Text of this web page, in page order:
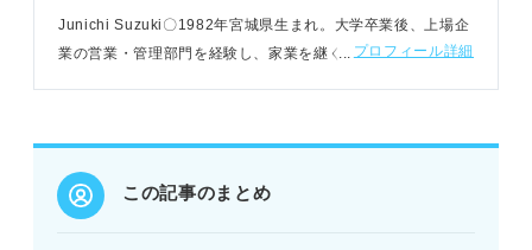
POINT：数字を盛り込むと客観性が増し、信頼性が
高まる。
に。
営業職や研究職など、職種別の例文も活用できる。
Junichi Suzuki〇1982年宮城県⽣まれ。⼤学卒業後、上場企
業の営業・管理部⾨を経験し、家業を継ぐ。2017年にブルー
プロフィール詳細
この記事のまとめ